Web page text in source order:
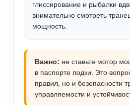
глиссирование и рыбалки
внимательно смотреть
мощность.
Важно: не ставьте мотор
в паспорте лодки. Это
правил, но и безопасности
управляемости и